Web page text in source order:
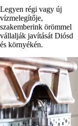
Legyen régi vagy új
vízmelegítője,
szakemberink örömmel
vállalják javítását Diósd
és környékén.